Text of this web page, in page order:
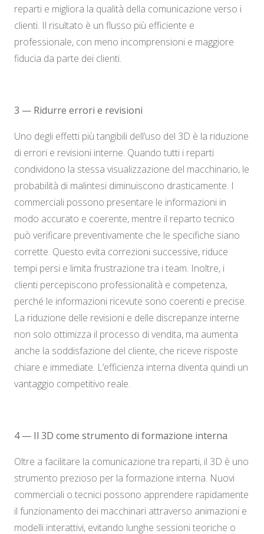
reparti e migliora la qualità della comunicazione verso i
clienti. Il risultato è un flusso più efficiente e
professionale, con meno incomprensioni e maggiore
fiducia da parte dei clienti.
3 — Ridurre errori e revisioni
Uno degli effetti più tangibili dell’uso del 3D è la riduzione
di errori e revisioni interne. Quando tutti i reparti
condividono la stessa visualizzazione del macchinario, le
probabilità di malintesi diminuiscono drasticamente. I
commerciali possono presentare le informazioni in
modo accurato e coerente, mentre il reparto tecnico
può verificare preventivamente che le specifiche siano
corrette. Questo evita correzioni successive, riduce
tempi persi e limita frustrazione tra i team. Inoltre, i
clienti percepiscono professionalità e competenza,
perché le informazioni ricevute sono coerenti e precise.
La riduzione delle revisioni e delle discrepanze interne
non solo ottimizza il processo di vendita, ma aumenta
anche la soddisfazione del cliente, che riceve risposte
chiare e immediate. L’efficienza interna diventa quindi un
vantaggio competitivo reale.
4 — Il 3D come strumento di formazione interna
Oltre a facilitare la comunicazione tra reparti, il 3D è uno
strumento prezioso per la formazione interna. Nuovi
commerciali o tecnici possono apprendere rapidamente
il funzionamento dei macchinari attraverso animazioni e
modelli interattivi, evitando lunghe sessioni teoriche o